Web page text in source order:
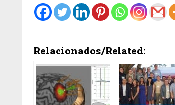
Relacionados/Related: